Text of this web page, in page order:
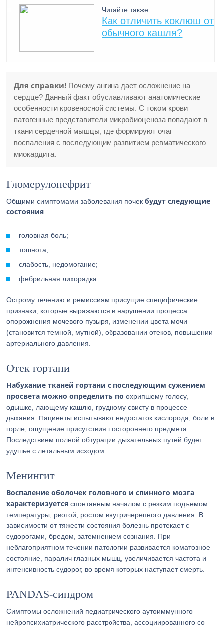
Читайте также:
Как отличить коклюш от
обычного кашля?
Для справки! Почему ангина дает осложнение на
сердце? Данный факт обуславливают анатомические
особенности кровеносной системы. С током крови
патогенные представители микробиоценоза попадают в
ткани сердечной мышцы, где формируют очаг
воспаления с последующим развитием ревматического
миокардита.
Гломерулонефрит
Общими симптомами заболевания почекбудут следующие
состояния:
головная боль;
тошнота;
слабость, недомогание;
фебрильная лихорадка.
Острому течению и ремиссиям присущие специфические
признаки, которые выражаются в нарушении процесса
опорожнения мочевого пузыря, изменении цвета мочи
(становится темной, мутной), образовании отеков, повышении
артериального давления.
Отек гортани
Набухание тканей гортани с последующим сужением
просвета можно определить по охрипшему голосу,
одышке, лающему кашлю, грудному свисту в процессе
дыхания. Пациенты испытывают недостаток кислорода, боли в
горле, ощущение присутствия постороннего предмета.
Последствием полной обтурации дыхательных путей будет
удушье с летальным исходом.
Менингит
Воспаление оболочек головного и спинного мозга
характеризуется спонтанным началом с резким подъемом
температуры, рвотой, ростом внутричерепного давления. В
зависимости от тяжести состояния болезнь протекает с
судорогами, бредом, затемнением сознания. При
неблагоприятном течении патологии развивается коматозное
состояние, паралич глазных мышц, увеличивается частота и
интенсивность судорог, во время которых наступает смерть.
PANDAS-синдром
Симптомы осложнений педиатрического аутоиммунного
нейропсихиатрического расстройства, ассоциированного со